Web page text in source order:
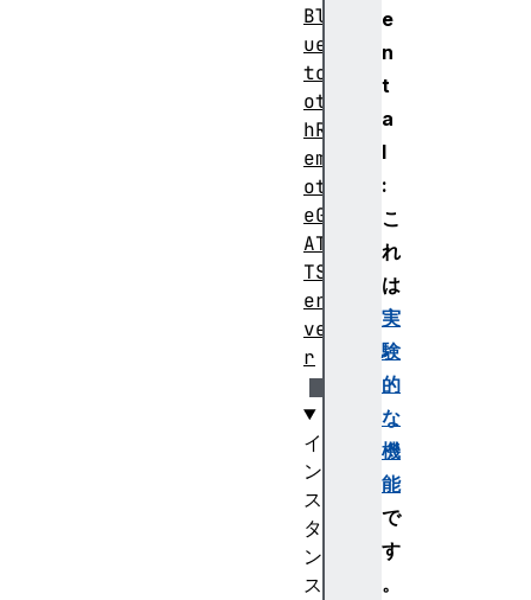
e
n
t
a
l
:
こ
れ
は
実
験
的
な
機
能
で
す
。
Bl
ue
to
ot
hR
em
ot
eG
AT
TS
er
ve
r
イ
ン
ス
タ
ン
ス